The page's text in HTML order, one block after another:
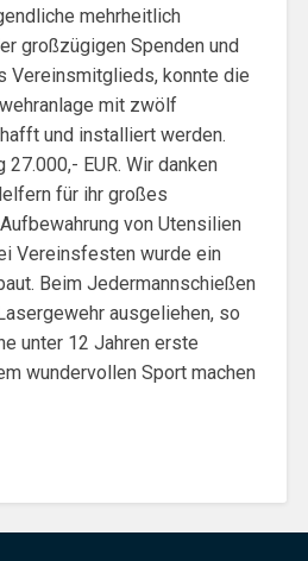
mehrheitlich
großzügigen Spenden und
Vereinsmitglieds, konnte die
mit zwölf
und installiert werden.
EUR. Wir danken
für ihr großes
von Utensilien
Vereinsfesten wurde ein
Beim Jedermannschießen
ausgeliehen, so
unter 12 Jahren erste
wundervollen Sport machen